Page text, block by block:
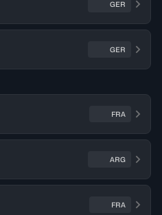
GER
GER
FRA
ARG
FRA